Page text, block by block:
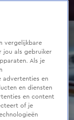
vergelijkbare
jou als gebruiker
Als je
advertenties en
en diensten
en content
of je